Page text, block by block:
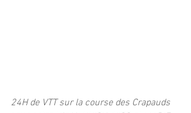
24H de VTT sur la course des Crapauds